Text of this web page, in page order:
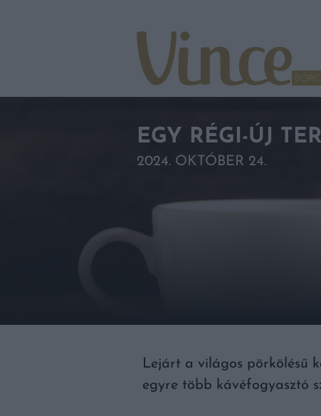
EGY RÉGI-ÚJ
2024. OKTÓBER 24.
Lejárt a világos pörkölésű
egyre több kávéfogyasztó